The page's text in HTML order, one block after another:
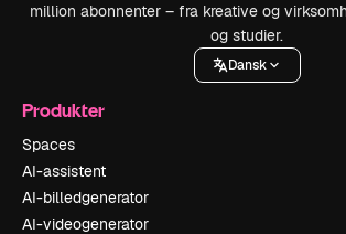
million abonnenter – fra kreative og
og studier.
Dansk
Produkter
Spaces
AI-assistent
AI-billedgenerator
AI-videogenerator